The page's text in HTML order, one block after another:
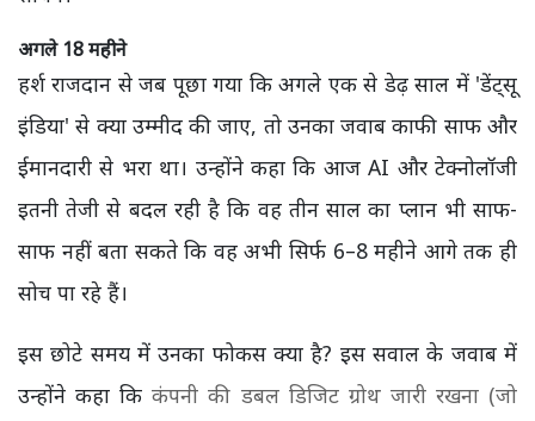
अगले 18 महीने
हर्श राजदान से जब पूछा गया कि अगले एक से डेढ़ साल में 'डेंट्सू
इंडिया' से क्या उम्मीद की जाए, तो उनका जवाब काफी साफ और
ईमानदारी से भरा था। उन्होंने कहा कि आज AI और टेक्नोलॉजी
इतनी तेजी से बदल रही है कि वह तीन साल का प्लान भी साफ-
साफ नहीं बता सकते कि वह अभी सिर्फ 6–8 महीने आगे तक ही
सोच पा रहे हैं।
इस छोटे समय में उनका फोकस क्या है? इस सवाल के जवाब में
उन्होंने कहा किकंपनी की डबल डिजिट ग्रोथ जारी रखना (जो